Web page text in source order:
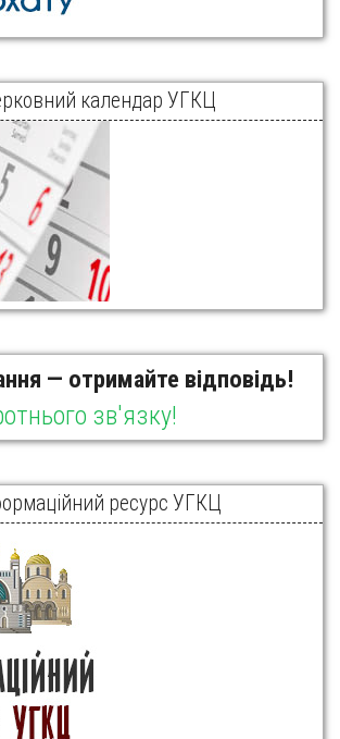
календар УГКЦ
— отримайте відповідь!
зв'язку!
ресурс УГКЦ